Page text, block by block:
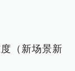
（新场景新